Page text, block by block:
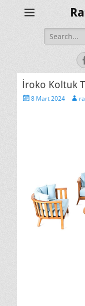
Search
for:
İroko Koltuk
Posted8 Mart 2024